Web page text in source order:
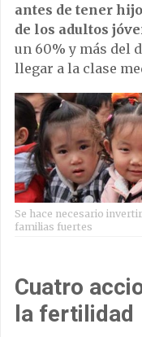
antes de tener
de los adultos
un 60% y más del
llegar a la clase
Se hace necesario
familias fuertes
Cuatro
la fertilidad